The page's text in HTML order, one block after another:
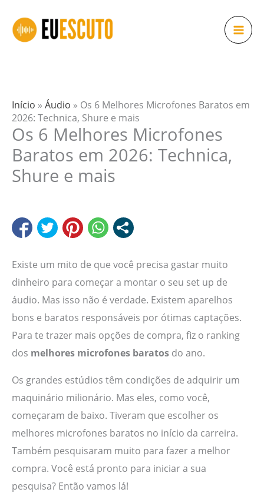
para
Início » Áudio » Os 6 Melhores Microfones Baratos em
2026: Technica, Shure e mais
Os 6 Melhores Microfones
Baratos em 2026: Technica,
Shure e mais
Existe um mito de que você precisa gastar muito
dinheiro para começar a montar o seu set up de
áudio. Mas isso não é verdade. Existem aparelhos
bons e baratos responsáveis por ótimas captações.
Para te trazer mais opções de compra, fiz o ranking
dos melhores microfones baratos do ano.
Os grandes estúdios têm condições de adquirir um
maquinário milionário. Mas eles, como você,
começaram de baixo. Tiveram que escolher os
melhores microfones baratos no início da carreira.
Também pesquisaram muito para fazer a melhor
compra. Você está pronto para iniciar a sua
pesquisa? Então vamos lá!